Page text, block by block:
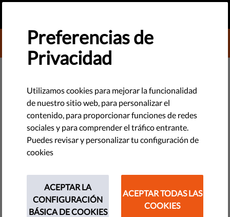
DONATE TO LIBERTIES
DEMOCRACIA Y JUSTICIA
El Parlamento Europeo apoya un
fondo pro derechos y
democracia
La idea de un nuevo fondo para apoyar a las organizaciones
Para garantizar que no vuelvan a ganar partidos autocráticos
como el Fidesz en Hungría, va a ser clave.
Preferencias de
Privacidad
Utilizamos cookies para mejorar la funcionalidad
de nuestro sitio web, para personalizar el
contenido, para proporcionar funciones de redes
sociales y para comprender el tráfico entrante.
Puedes revisar y personalizar tu configuración de
cookies
ACEPTAR LA
CONFIGURACIÓN
BÁSICA DE COOKIES
ACEPTAR TODAS LAS
COOKIES